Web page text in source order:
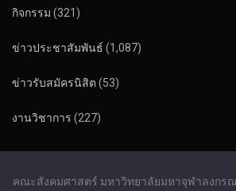
กิจกรรม (321)
ข่าวประชาสัมพันธ์ (1,087)
ข่าวรับสมัครนิสิต (53)
งานวิชาการ (227)
คณะสังคมศาสตร์ มหาวิทยาลัยมหาจุฬาลงกร